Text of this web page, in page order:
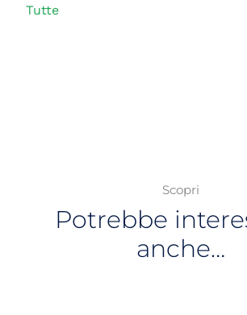
Tutte
Scopri
Potrebbe
anche…